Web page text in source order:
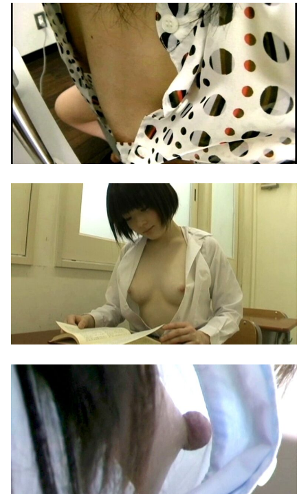
先生、家行ってもいいですか？ 卒業生の教え子から自宅に入り浸られて3日間、オナホ中出しペット化された… 五日市芽依
初登場 元バトミントン選手の女装子
四つん這いで突き出された無防備なお尻…まる見えのア○ルにイタズラしたくなるノーパンエ□画像
【動画】 首都高で4tトラックが原因の玉突き事故に巻き込まれた軽バンの車載。
内田梨瑚受刑者「社会に戻りたいです」
年末年始の休暇が31日から3日までしかない社畜w
姉ちゃんの下着でオナニーしていたら
56歳男、17歳少女に5千円払ってハメ撮り→少女が関係を絶とうとすると「学校に言うぞ」と脅してまたSEX
【エロ漫画】姉ちゃんの友達はいつも気さくに絡んでくるが今日は距離も近くてめっちゃ体を触ってくる
混浴露天風呂の女性客見て甥っ子がフル勃起してしまう事案が発生 part4
【画像】おっぱい専門家(おっぱいに詳しい人)来てくれ、この乳(推定Gカップ以上)は本物か？
【イギリス】 駐車場で女同士の乱闘騒ぎが勃発
【動画】 ＡＩで「パルクール映像」を作ったらなんかコワい結果に…ｗ！！
私が掃除機をかけていた。無職の彼が床で寝ていた → 外では生きていけないダメ男はこちらです…
【閲覧注意】 麻薬カルテルに処刑される男「待って！こんな死に方聞いてない！」⇒ これはヤバい
【ホリミヤ】 吉川由紀ちゃんとハメ撮りえ●ち♥
七咲逢と援交生ハメ交渉♥️????♥️????♥️
同窓会帰りに既婚チ〇ポつまみ食いする一般人みさき(27)
【動画】 グラドルのエ●チは凄い！極上のお●ぱいに綺麗な体の無防備な姿はエ□ぃ！
英国人「獲得してくれ」上田綺世、ブライトン移籍が浮上！三笘薫との日本代表ホットライン実現!?現地サポ大興奮！「勘弁してくれ」と危惧される懸念点とは!?【海外の反応】
【日向坂46】 公式からの注意喚起、ヤフートップに掲載される
影山優佳、赤ランジェリー×網タイツがスケベ過ぎる！只の痴女だろ・・・
【櫻坂46】 山下瞳月さん、破天荒すぎる生き方がこちら
【画像】 北海道、推定300kgのヒグマ登場ｗｗｗｗｗｗｗｗｗｗｗｗｗｗｗｗｗｗｗｗ